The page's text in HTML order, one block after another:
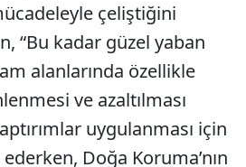
çeliştiğini
“Bu kadar güzel yaban
alanlarında özellikle
ve azaltılması
uygulanması için
Doğa Koruma’nın